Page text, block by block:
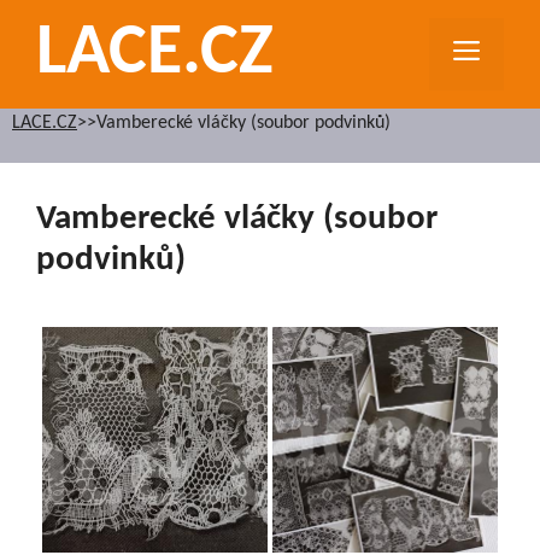
obsahLACE.CZ
LACE.CZ>>Vamberecké vláčky (soubor podvinků)
Vamberecké vláčky (soubor
podvinků)